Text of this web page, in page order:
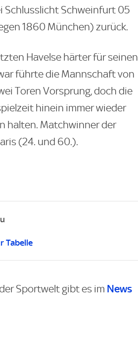
Schlusslicht Schweinfurt 05
1860 München) zurück.
Havelse härter für seinen
führte die Mannschaft von
Toren Vorsprung, doch die
hinein immer wieder
halten. Matchwinner der
(24. und 60.).
Tabelle
Sportwelt gibt es im News